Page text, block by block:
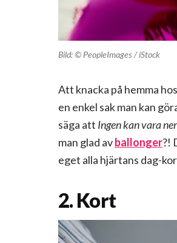
Bild: © PeopleImages / iStock
Att knacka på hemma
en enkel sak man kan
säga att Ingen kan vara
man glad avballonger?!
eget alla hjärtans dag-
2. Kort